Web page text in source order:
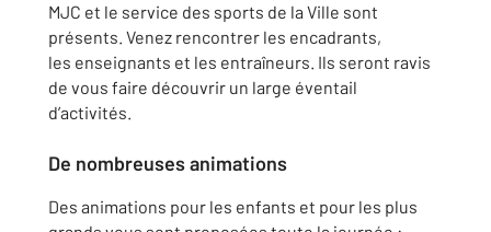
MJC et le service des sports de la Ville sont
présents. Venez rencontrer les encadrants,
les enseignants et les entraîneurs. Ils seront ravis
de vous faire découvrir un large éventail
d’activités.
De nombreuses animations
Des animations pour les enfants et pour les plus